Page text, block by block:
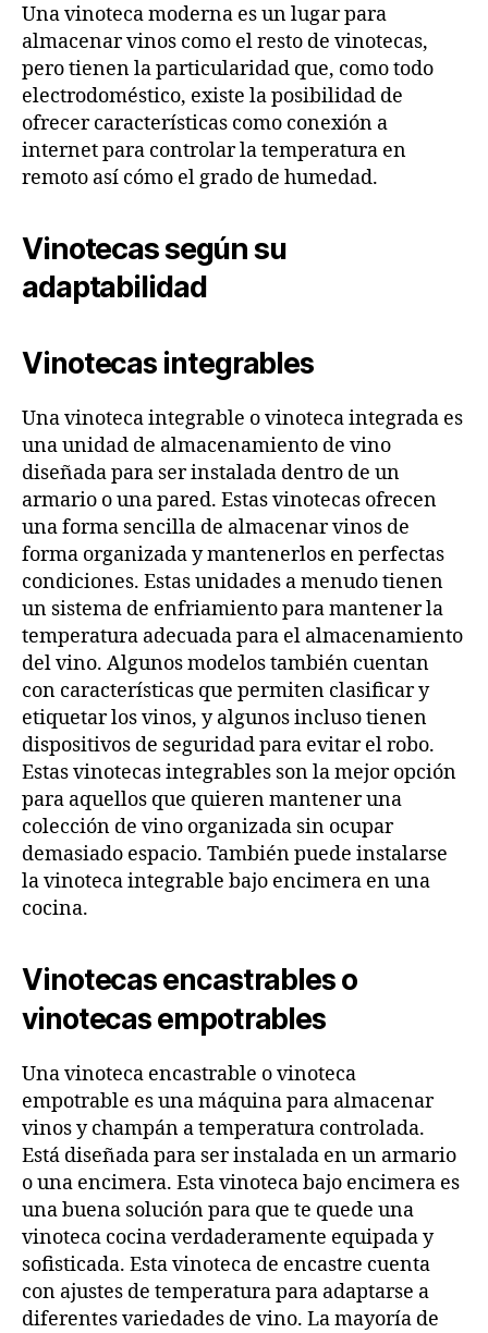
Una vinoteca moderna es un lugar para
almacenar vinos como el resto de vinotecas,
pero tienen la particularidad que, como todo
electrodoméstico, existe la posibilidad de
ofrecer características como conexión a
internet para controlar la temperatura en
remoto así cómo el grado de humedad.
Vinotecas según su
adaptabilidad
Vinotecas integrables
Una vinoteca integrable o vinoteca integrada es
una unidad de almacenamiento de vino
diseñada para ser instalada dentro de un
armario o una pared. Estas vinotecas ofrecen
una forma sencilla de almacenar vinos de
forma organizada y mantenerlos en perfectas
condiciones. Estas unidades a menudo tienen
un sistema de enfriamiento para mantener la
temperatura adecuada para el almacenamiento
del vino. Algunos modelos también cuentan
con características que permiten clasificar y
etiquetar los vinos, y algunos incluso tienen
dispositivos de seguridad para evitar el robo.
Estas vinotecas integrables son la mejor opción
para aquellos que quieren mantener una
colección de vino organizada sin ocupar
demasiado espacio. También puede instalarse
la vinoteca integrable bajo encimera en una
cocina.
Vinotecas encastrables o
vinotecas empotrables
Una vinoteca encastrable o vinoteca
empotrable es una máquina para almacenar
vinos y champán a temperatura controlada.
Está diseñada para ser instalada en un armario
o una encimera. Esta vinoteca bajo encimera es
una buena solución para que te quede una
vinoteca cocina verdaderamente equipada y
sofisticada. Esta vinoteca de encastre cuenta
con ajustes de temperatura para adaptarse a
diferentes variedades de vino. La mayoría de